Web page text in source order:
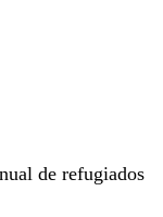
de refugiados